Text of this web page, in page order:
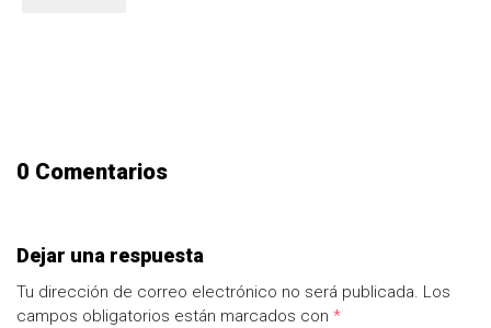
0 Comentarios
Dejar una respuesta
Tu dirección de correo electrónico no será publicada. Los
campos obligatorios están marcados con *